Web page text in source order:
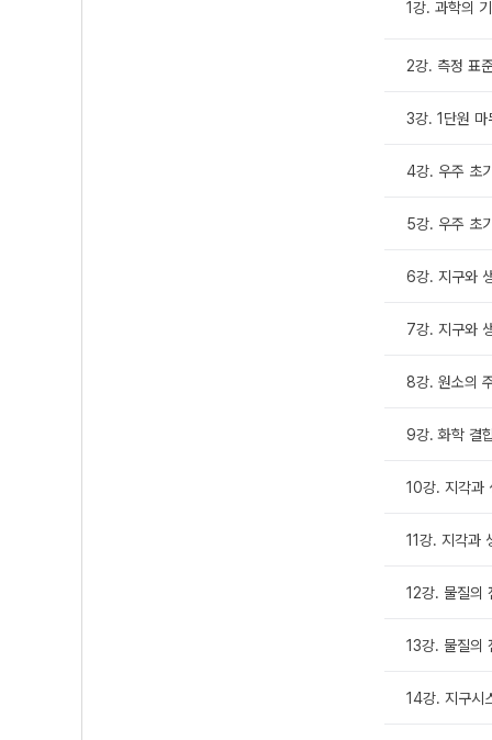
1강. 과학의
2강. 측정 표
3강. 1단원 마
4강. 우주 초
5강. 우주 초
6강. 지구와
7강. 지구와
8강. 원소의
9강. 화학 결
10강. 지각과
11강. 지각과
12강. 물질의
13강. 물질의
14강. 지구시